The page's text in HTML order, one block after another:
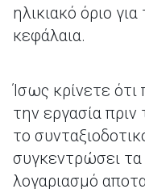
ηλικιακό όριο
κεφάλαια.
Ίσως κρίνετε
την εργασία
το
συγκεντρώσει
λογαριασμό